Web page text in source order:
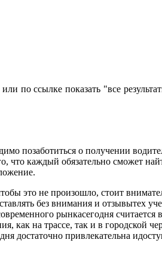
по ссылке показать "все
позаботиться о получении
каждый обязательно сможет
это не произошло, стоит
без внимания и отзывытех
рынкасегодня
как на трассе, так и в городской
достаточно привлекательна